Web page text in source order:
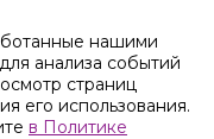
нашими
анализа событий
страниц
его использования.
в Политике